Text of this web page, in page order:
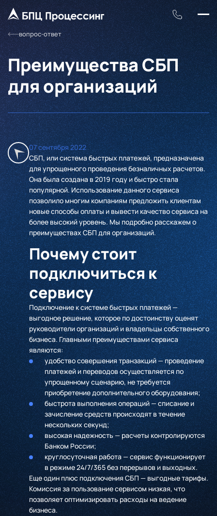
вопрос-ответ
Преимущества СБП
для организаций
07 сентября 2022
СБП, или система быстрых платежей, предназначена
для упрощенного проведения безналичных расчетов.
Она была создана в 2019 году и быстро стала
популярной. Использование данного сервиса
позволило многим компаниям предложить клиентам
новые способы оплаты и вывести качество сервиса на
более высокий уровень. Мы подробно расскажем о
преимуществах СБП для организаций.
Почему стоит
подключиться к
сервису
Подключение к системе быстрых платежей —
выгодное решение, которое по достоинству оценят
руководители организаций и владельцы собственного
бизнеса. Главными преимуществами сервиса
являются:
удобство совершения транзакций — проведение
платежей и переводов осуществляется по
упрощенному сценарию, не требуется
приобретение дополнительного оборудования;
быстрота выполнения операций — списание и
зачисление средств происходят в течение
нескольких секунд;
высокая надежность — расчеты контролируются
Банком России;
круглосуточная работа — сервис функционирует
в режиме 24/7/365 без перерывов и выходных.
Еще один плюс подключения СБП — выгодные тарифы.
Комиссия за пользование сервисом низкая, что
позволяет оптимизировать расходы на ведение
бизнеса.